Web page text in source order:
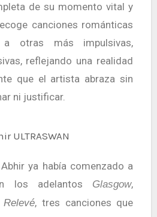
de su momento vital y
canciones románticas
otras más impulsivas,
reflejando una realidad
que el artista abraza sin
ni justificar.
los adelantos Glasgow,
, tres canciones que